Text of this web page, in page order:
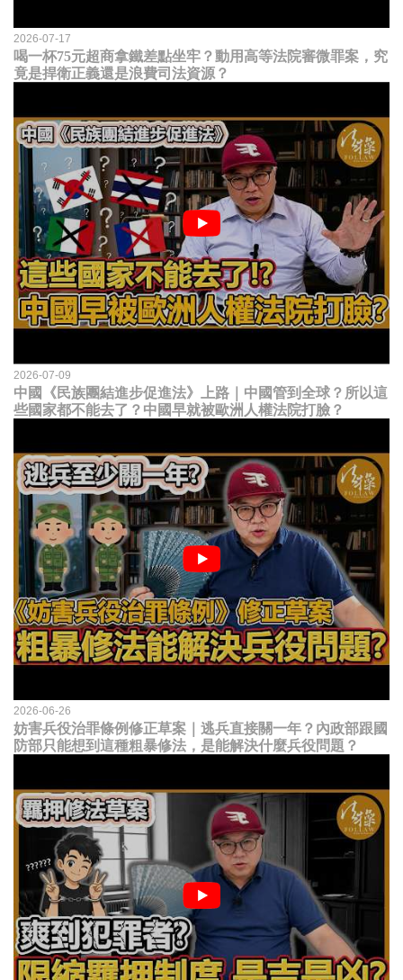
2026-07-17
喝一杯75元超商拿鐵差點坐牢？動用高等法院審微罪案，究
竟是捍衛正義還是浪費司法資源？
2026-07-09
中國《民族團結進步促進法》上路｜中國管到全球？所以這
些國家都不能去了？中國早就被歐洲人權法院打臉？
2026-06-26
妨害兵役治罪條例修正草案｜逃兵直接關一年？內政部跟國
防部只能想到這種粗暴修法，是能解決什麼兵役問題？